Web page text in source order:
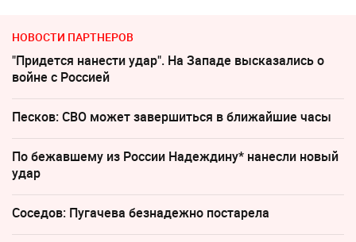
НОВОСТИ ПАРТНЕРОВ
"Придется нанести удар". На Западе высказались о
войне с Россией
Песков: СВО может завершиться в ближайшие часы
По бежавшему из России Надеждину* нанесли новый
удар
Соседов: Пугачева безнадежно постарела